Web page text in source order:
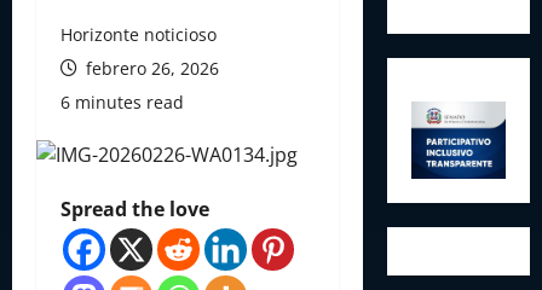
Horizonte noticioso
febrero 26, 2026
6 minutes read
Spread the love